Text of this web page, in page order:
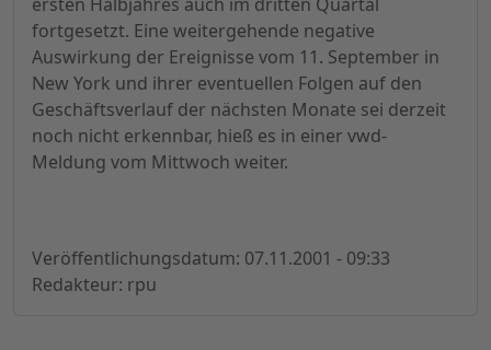
fortgesetzt. Eine weitergehende negative
Auswirkung der Ereignisse vom 11. September in
New York und ihrer eventuellen Folgen auf den
Geschäftsverlauf der nächsten Monate sei derzeit
noch nicht erkennbar, hieß es in einer vwd-
Meldung vom Mittwoch weiter.
Veröffentlichungsdatum: 07.11.2001 - 09:33
Redakteur: rpu